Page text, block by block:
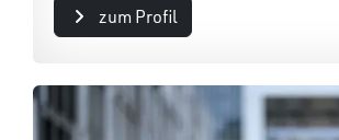
zum Profil